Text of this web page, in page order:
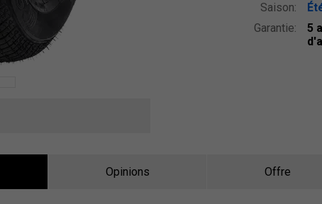
Saison:
Garantie:
5
Opinions Offre